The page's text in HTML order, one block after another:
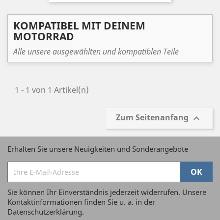
KOMPATIBEL MIT DEINEM
MOTORRAD
Alle unsere ausgewählten und kompatiblen Teile
1 - 1 von 1 Artikel(n)
Zum Seitenanfang 
Erhalten Sie unsere Neuigkeiten und Sonderangebote
Sie können Ihr Einverständnis jederzeit widerrufen. Unsere
Kontaktinformationen finden Sie u. a. in der
Datenschutzerklärung.